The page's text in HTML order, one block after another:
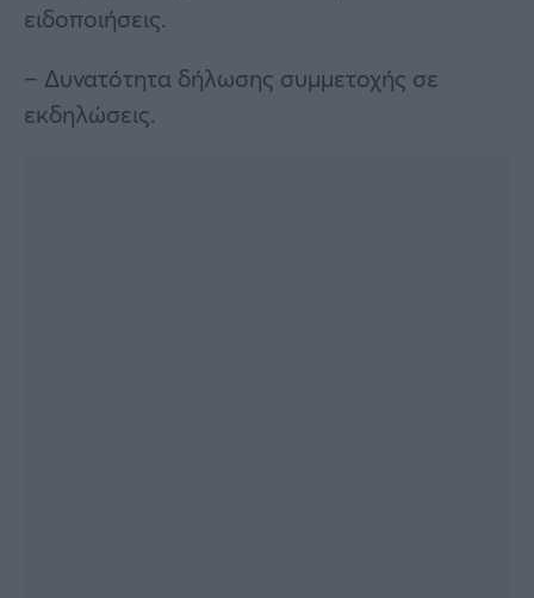
ειδοποιήσεις.
– Δυνατότητα δήλωσης συμμετοχής σε
εκδηλώσεις.